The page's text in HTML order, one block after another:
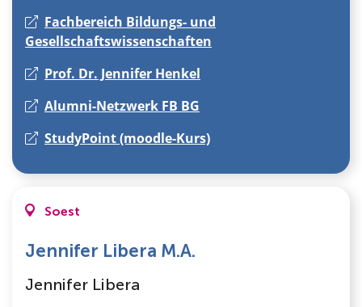
Fachbereich Bildungs- und
Gesellschaftswissenschaften
Prof. Dr. Jennifer Henkel
Alumni-Netzwerk FB BG
StudyPoint (moodle-Kurs)
Soest
Jennifer Libera M.A.
Jennifer Libera